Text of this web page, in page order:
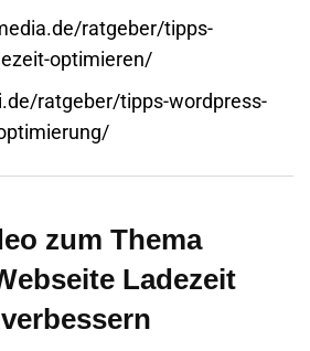
ratgeber/tipps-
optimieren/
ratgeber/tipps-wordpress-
zum Thema
Ladezeit